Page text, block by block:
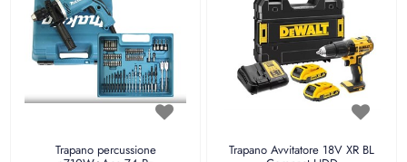
Trapano percussione Trapano Avvitatore 18V XR BL